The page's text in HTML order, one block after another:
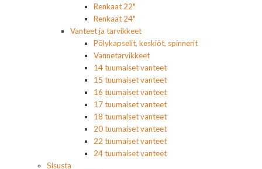
Renkaat 22"
Renkaat 24"
Vanteet ja tarvikkeet
Pölykapselit, keskiöt, spinnerit
Vannetarvikkeet
14 tuumaiset vanteet
15 tuumaiset vanteet
16 tuumaiset vanteet
17 tuumaiset vanteet
18 tuumaiset vanteet
20 tuumaiset vanteet
22 tuumaiset vanteet
24 tuumaiset vanteet
Sisusta